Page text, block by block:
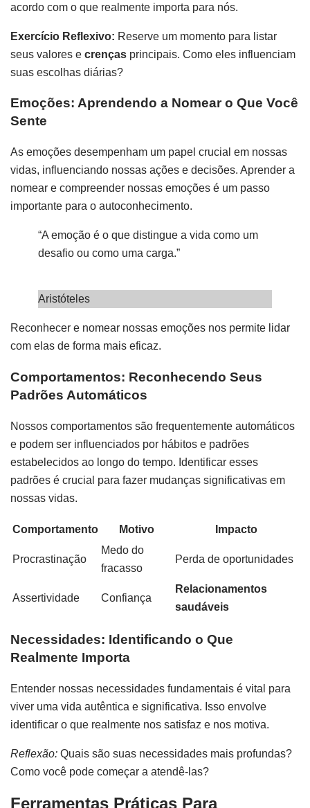
acordo com o que realmente importa para nós.
Exercício Reflexivo: Reserve um momento para listar
seus valores e crenças principais. Como eles influenciam
suas escolhas diárias?
Emoções: Aprendendo a Nomear o Que Você
Sente
As emoções desempenham um papel crucial em nossas
vidas, influenciando nossas ações e decisões. Aprender a
nomear e compreender nossas emoções é um passo
importante para o autoconhecimento.
“A emoção é o que distingue a vida como um
desafio ou como uma carga.”
Aristóteles
Reconhecer e nomear nossas emoções nos permite lidar
com elas de forma mais eficaz.
Comportamentos: Reconhecendo Seus
Padrões Automáticos
Nossos comportamentos são frequentemente automáticos
e podem ser influenciados por hábitos e padrões
estabelecidos ao longo do tempo. Identificar esses
padrões é crucial para fazer mudanças significativas em
nossas vidas.
Comportamento Motivo Impacto
Procrastinação
Medo do
fracasso
Perda de oportunidades
Assertividade Confiança
Relacionamentos
saudáveis
Necessidades: Identificando o Que
Realmente Importa
Entender nossas necessidades fundamentais é vital para
viver uma vida autêntica e significativa. Isso envolve
identificar o que realmente nos satisfaz e nos motiva.
Reflexão: Quais são suas necessidades mais profundas?
Como você pode começar a atendê-las?
Ferramentas Práticas Para